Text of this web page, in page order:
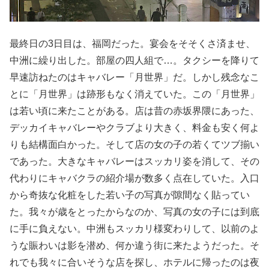
最終日の3日目は、福岡だった。宴会をそそくさ済ませ、
中洲に繰り出した。部屋の四人組で…。タクシーを降りて
早速訪ねたのはキャバレー「月世界」だ。しかし残念なこ
とに「月世界」は跡形もなく消えていた。この「月世界」
は若い頃に来たことがある。店は昔の赤坂界隈にあった、
デッカイキャバレーやクラブより大きく、料金も安く何よ
りも結構面白かった。そして店の女の子の若くてツブ揃い
であった。大きなキャバレーはスッカリ姿を消して、その
代わりにキャバクラの紹介場が数多く点在していた。入口
から奇抜な化粧をした若い子の写真が隙間なく貼ってい
た。我々が歳をとったからなのか、写真の女の子には到底
に手に負えない。中洲もスッカリ様変わりして、以前のよ
うな賑わいは影を潜め、何か違う街に来たようだった。そ
れでも我々に合いそうな店を探し、ホテルに帰ったのは夜